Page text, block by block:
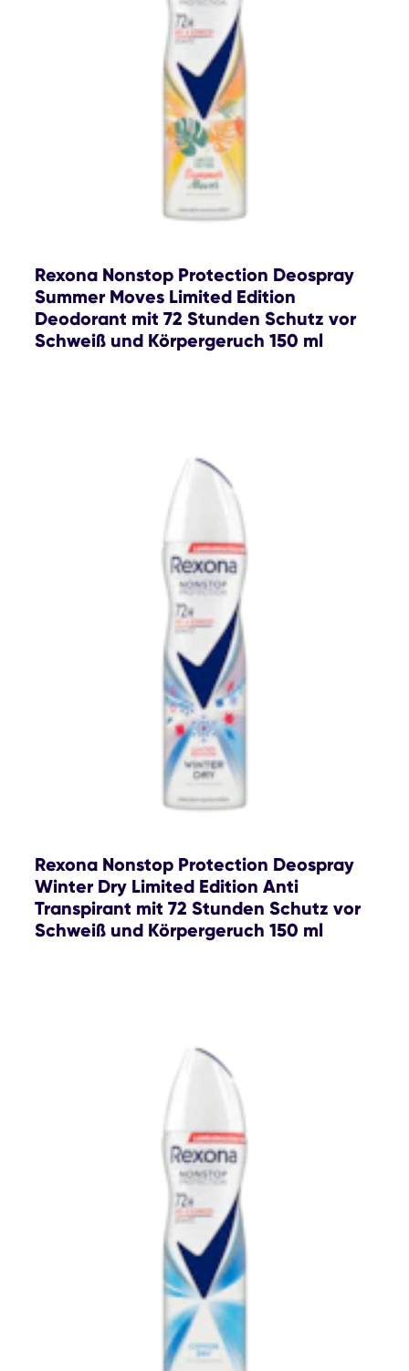
Rexona Nonstop Protection Deospray
Summer Moves Limited Edition
Deodorant mit 72 Stunden Schutz vor
Schweiß und Körpergeruch 150 ml
Rexona Nonstop Protection Deospray
Winter Dry Limited Edition Anti
Transpirant mit 72 Stunden Schutz vor
Schweiß und Körpergeruch 150 ml